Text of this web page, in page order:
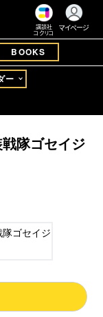
講談社
コクリコ
マイページ
BOOKS
ー
隊ゴセイジ